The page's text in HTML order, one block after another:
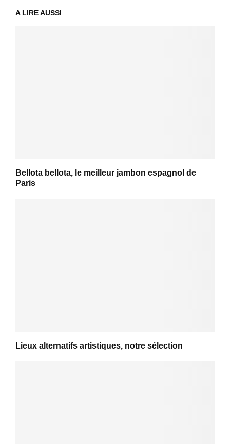
A LIRE AUSSI
Bellota bellota, le meilleur jambon espagnol de
Paris
Lieux alternatifs artistiques, notre sélection